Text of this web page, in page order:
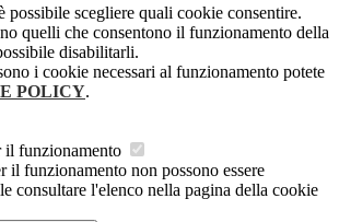
possibile scegliere quali cookie consentire.
quelli che consentono il funzionamento della
disabilitarli.
i cookie necessari al funzionamento potete
POLICY.
il funzionamento
il funzionamento non possono essere
consultare l'elenco nella pagina della cookie